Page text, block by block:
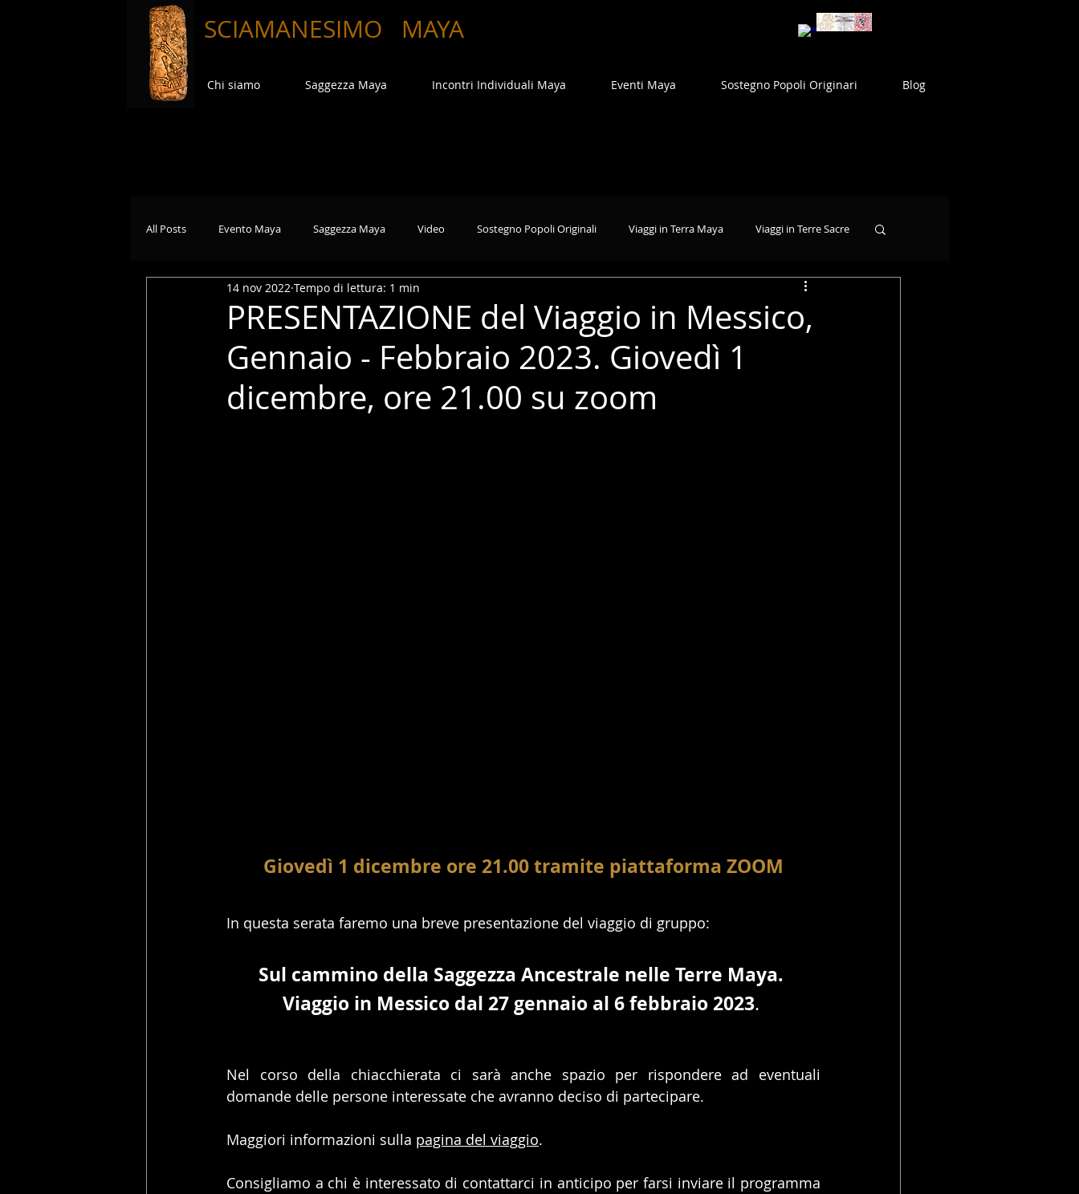
SCIAMANESIMO MAYA
Chi siamo Saggezza Maya Incontri Individuali Maya Eventi Maya Sostegno Popoli Originari Blog
All Posts Evento Maya Saggezza Maya Video Sostegno Popoli Originali Viaggi in Terra Maya Viaggi in Terre Sacre
PRESENTAZIONE del Viaggio in Messico,
Gennaio - Febbraio 2023. Giovedì 1
dicembre, ore 21.00 su zoom
14 nov 2022 Tempo di lettura: 1 min
Giovedì 1 dicembre ore 21.00 tramite piattaforma ZOOM
​In questa serata faremo una breve presentazione del viaggio di gruppo:
Sul cammino della Saggezza Ancestrale nelle Terre Maya.
Viaggio in Messico dal 27 gennaio al 6 febbraio 2023.
Nel corso della chiacchierata ci sarà anche spazio per rispondere ad eventuali
domande delle persone interessate che avranno deciso di partecipare.
Maggiori informazioni sulla pagina del viaggio.
Consigliamo a chi è interessato di contattarci in anticipo per farsi inviare il programma